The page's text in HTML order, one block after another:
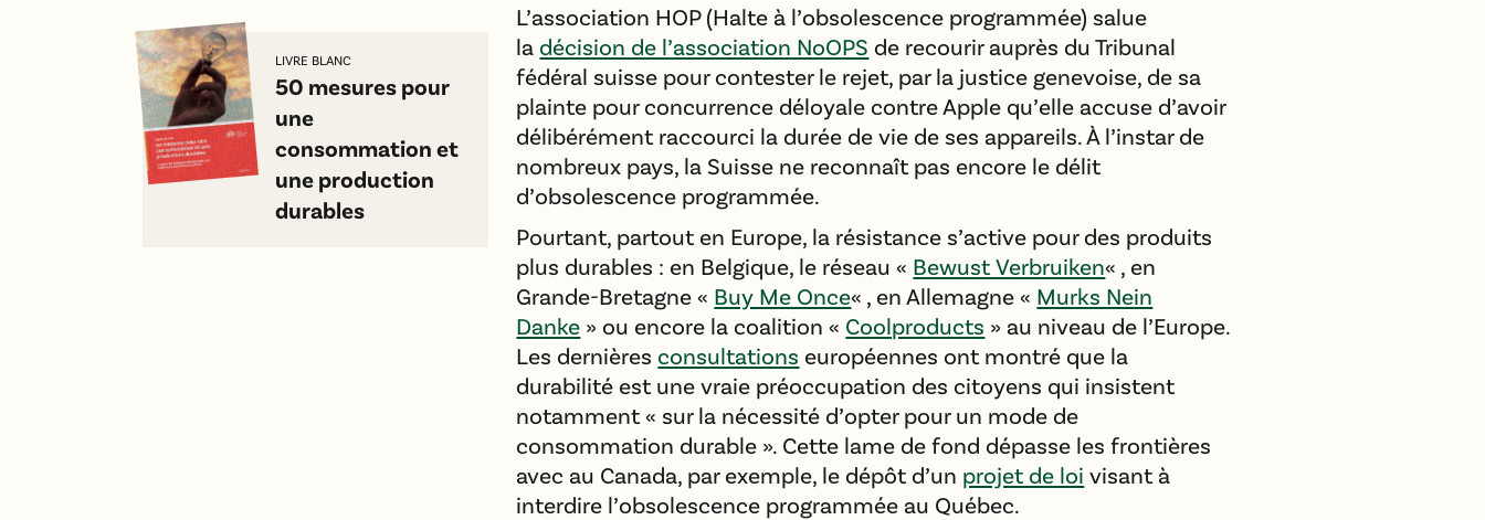
LIVRE BLANC
50 mesures pour
une
consommation et
une production
durables
L’association HOP (Halte à l’obsolescence programmée) salue
la décision de l’association NoOPS de recourir auprès du Tribunal
fédéral suisse pour contester le rejet, par la justice genevoise, de sa
plainte pour concurrence déloyale contre Apple qu’elle accuse d’avoir
délibérément raccourci la durée de vie de ses appareils. À l’instar de
nombreux pays, la Suisse ne reconnaît pas encore le délit
d’obsolescence programmée.
Pourtant, partout en Europe, la résistance s’active pour des produits
plus durables : en Belgique, le réseau « Bewust Verbruiken« , en
Grande-Bretagne « Buy Me Once« , en Allemagne « Murks Nein
Danke » ou encore la coalition « Coolproducts » au niveau de l’Europe.
Les dernières consultations européennes ont montré que la
durabilité est une vraie préoccupation des citoyens qui insistent
notamment « sur la nécessité d’opter pour un mode de
consommation durable ». Cette lame de fond dépasse les frontières
avec au Canada, par exemple, le dépôt d’un projet de loi visant à
interdire l’obsolescence programmée au Québec.